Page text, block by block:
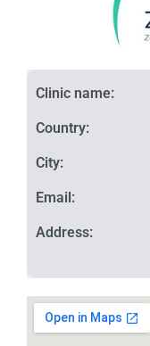
Clinic name:
Country:
City:
Email:
Address: